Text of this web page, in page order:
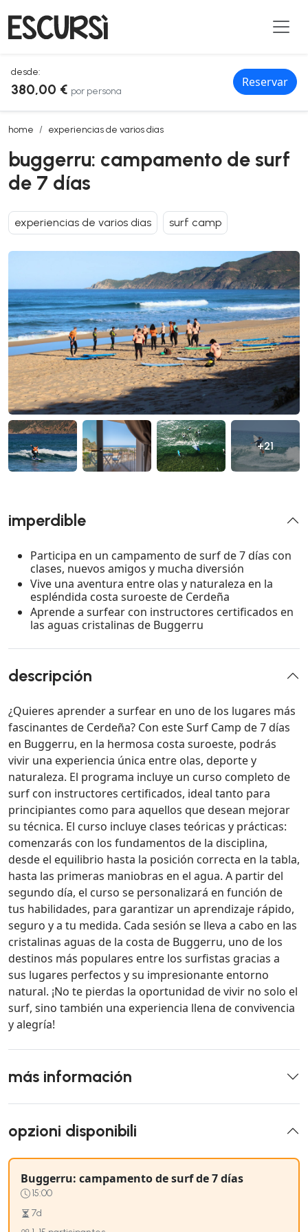
desde:
380,00 € por persona
Reservar
home experiencias de varios dias
buggerru: campamento de surf de 7 días
buggerru: campamento de surf
de 7 días
experiencias de varios dias surf camp
+21
imperdible
Participa en un campamento de surf de 7 días con
clases, nuevos amigos y mucha diversión
Vive una aventura entre olas y naturaleza en la
espléndida costa suroeste de Cerdeña
Aprende a surfear con instructores certificados en
las aguas cristalinas de Buggerru
descripción
¿Quieres aprender a surfear en uno de los lugares más
fascinantes de Cerdeña? Con este Surf Camp de 7 días
en Buggerru, en la hermosa costa suroeste, podrás
vivir una experiencia única entre olas, deporte y
naturaleza. El programa incluye un curso completo de
surf con instructores certificados, ideal tanto para
principiantes como para aquellos que desean mejorar
su técnica. El curso incluye clases teóricas y prácticas:
comenzarás con los fundamentos de la disciplina,
desde el equilibrio hasta la posición correcta en la tabla,
hasta las primeras maniobras en el agua. A partir del
segundo día, el curso se personalizará en función de
tus habilidades, para garantizar un aprendizaje rápido,
seguro y a tu medida. Cada sesión se lleva a cabo en las
cristalinas aguas de la costa de Buggerru, uno de los
destinos más populares entre los surfistas gracias a
sus lugares perfectos y su impresionante entorno
natural. ¡No te pierdas la oportunidad de vivir no solo el
surf, sino también una experiencia llena de convivencia
y alegría!
más información
opzioni disponibili
Buggerru: campamento de surf de 7 días
15:00
7d